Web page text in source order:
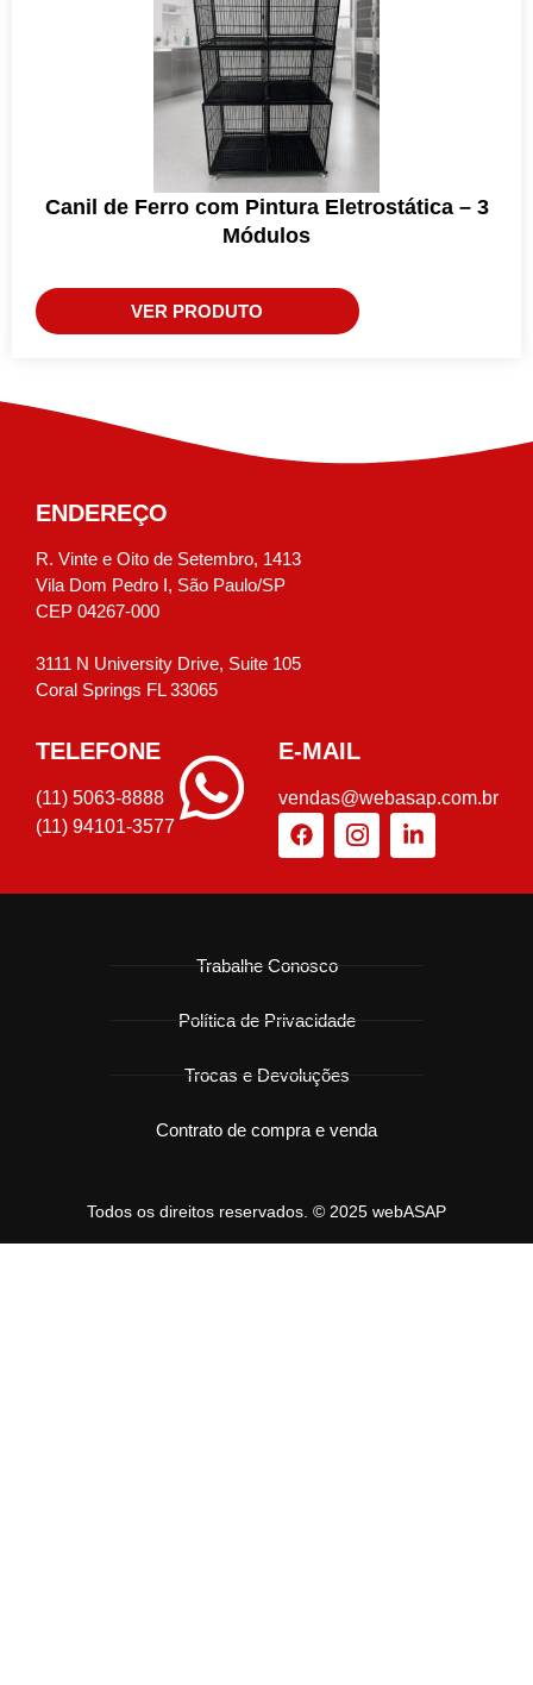
Canil de Ferro com Pintura Eletrostática – 3
Módulos
VER PRODUTO
ENDEREÇO
R. Vinte e Oito de Setembro, 1413
Vila Dom Pedro I, São Paulo/SP
CEP 04267-000
3111 N University Drive, Suite 105
Coral Springs FL 33065
TELEFONE
(11) 5063-8888
(11) 94101-3577
E-MAIL
vendas@webasap.com.br
Todos os direitos reservados. © 2025 webASAP
Trabalhe Conosco
Política de Privacidade
Trocas e Devoluções
Contrato de compra e venda